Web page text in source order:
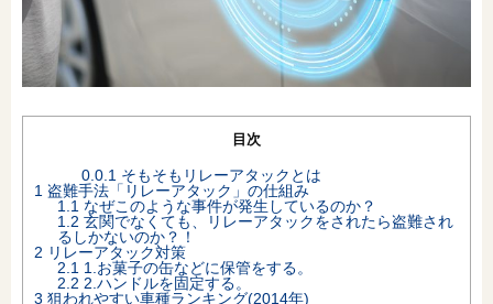
目次
0.0.1そもそもリレーアタックとは
1 盗難手法「リレーアタック」の仕組み
1.1 なぜこのような事件が発生しているのか？
1.2 玄関でなくても、リレーアタックをされたら盗難され
るしかないのか？！
2 リレーアタック対策
2.1 1.お菓子の缶などに保管をする。
2.2 2.ハンドルを固定する。
3 狙われやすい車種ランキング(2014年)